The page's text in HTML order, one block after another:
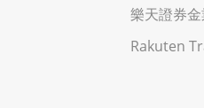
樂天證券
Rakuten